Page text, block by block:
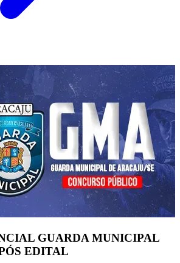
GUARDA MUNICIPAL
EDITAL